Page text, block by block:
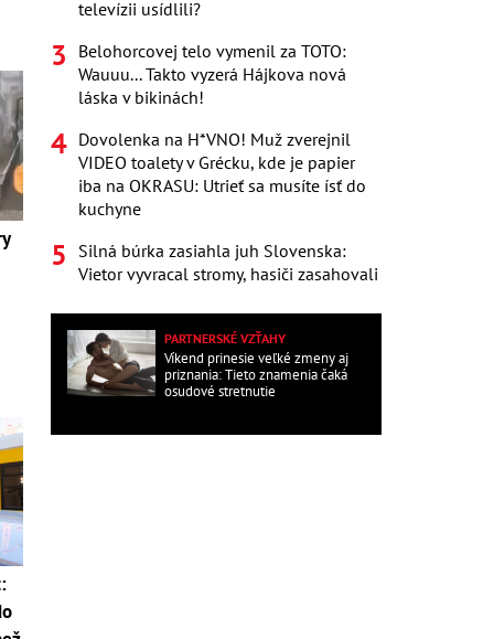
televízii usídlili?
Belohorcovej telo vymenil za TOTO:
Wauuu... Takto vyzerá Hájkova nová
láska v bikinách!
Dovolenka na H*VNO! Muž zverejnil
VIDEO toalety v Grécku, kde je papier
iba na OKRASU: Utrieť sa musíte ísť do
kuchyne
Silná búrka zasiahla juh Slovenska:
Vietor vyvracal stromy, hasiči zasahovali
PARTNERSKÉ VZŤAHY
Víkend prinesie veľké zmeny aj
priznania: Tieto znamenia čaká
osudové stretnutie